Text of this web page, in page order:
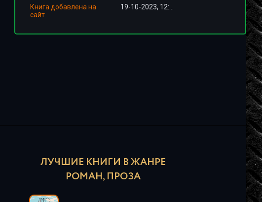
Книга добавлена на
сайт
ЛУЧШИЕ КНИГИ В ЖАНРЕ
РОМАН, ПРОЗА